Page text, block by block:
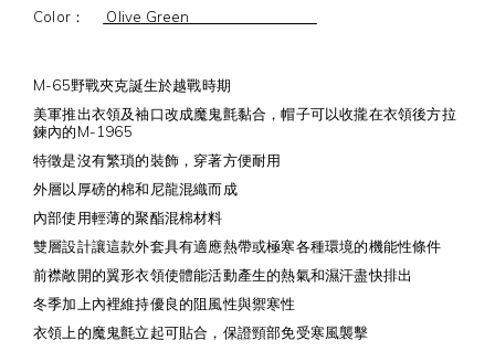
Color：
Olive Green
M-65野戰夾克誕生於越戰時期
美軍推出衣領及袖口改成魔鬼氈黏合，帽子可以收攏在衣領後方拉
鍊內的M-1965
特徵是沒有繁瑣的裝飾，穿著方便耐用
外層以厚磅的棉和尼龍混織而成
內部使用輕薄的聚酯混棉材料
雙層設計讓這款外套具有適應熱帶或極寒各種環境的機能性條件
前襟敞開的翼形衣領使體能活動產生的熱氣和濕汗盡快排出
冬季加上內裡維持優良的阻風性與禦寒性
衣領上的魔鬼氈立起可貼合，保證頸部免受寒風襲擊